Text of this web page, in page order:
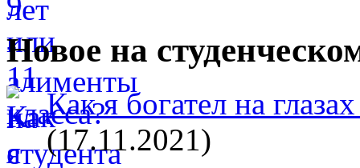
Новое на
Как я богател на
(17.11.2021)